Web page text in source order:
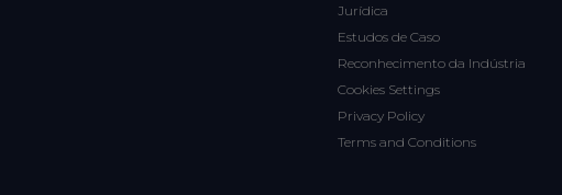
Jurídica
Estudos de Caso
Reconhecimento da Indústria
Cookies Settings
Privacy Policy
Terms and Conditions